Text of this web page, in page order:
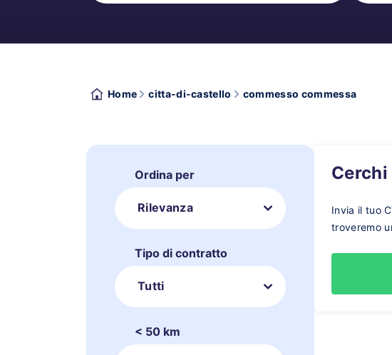
Home citta-di-castello commesso commessa
Ordina per
Rilevanza
Tipo di contratto
Tutti
< 50 km
Invia il tuo
troveremo